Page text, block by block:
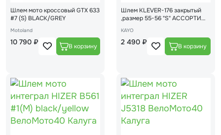
Шлем мото кроссовый GTX 633
#7 (S) BLACK/GREY
Motoland
10 790 ₽
Шлем KLEVER-176 закрытый
,размер 55-56 "S" АССОРТИ
KAYO
2 490 ₽